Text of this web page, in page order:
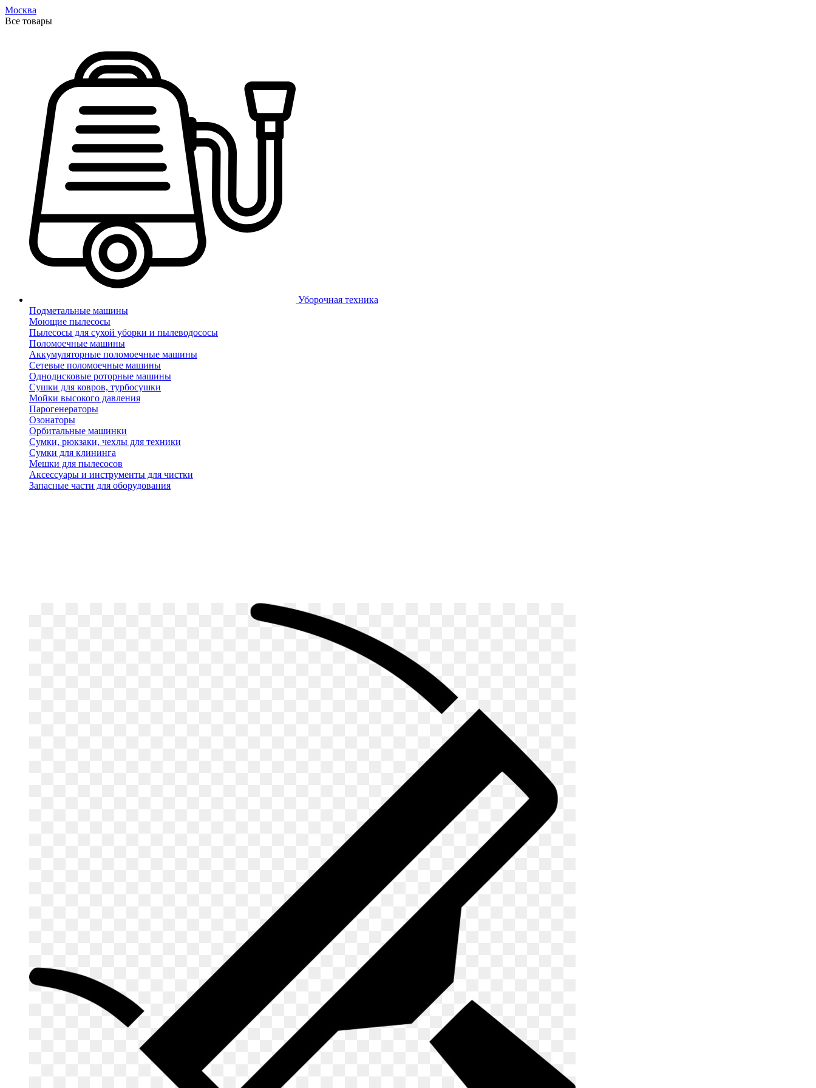
Москва
Все товары
Уборочная техника
Подметальные машины
Моющие пылесосы
Пылесосы для сухой уборки и пылеводососы
Поломоечные машины
Аккумуляторные поломоечные машины
Сетевые поломоечные машины
Однодисковые роторные машины
Сушки для ковров, турбосушки
Мойки высокого давления
Парогенераторы
Озонаторы
Орбитальные машинки
Сумки, рюкзаки, чехлы для техники
Сумки для клининга
Мешки для пылесосов
Аксессуары и инструменты для чистки
Запасные части для оборудования